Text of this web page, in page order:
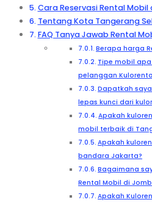
Cara Reservasi Rental
Tentang Kota Tangerang
FAQ Tanya Jawab Rental
Berapa harga
Tipe mobil
pelanggan
Dapatkah
lepas kunci dari
Apakah
mobil terbaik di
Apakah
bandara Jakarta?
Bagaimana
Rental Mobil di
Apakah